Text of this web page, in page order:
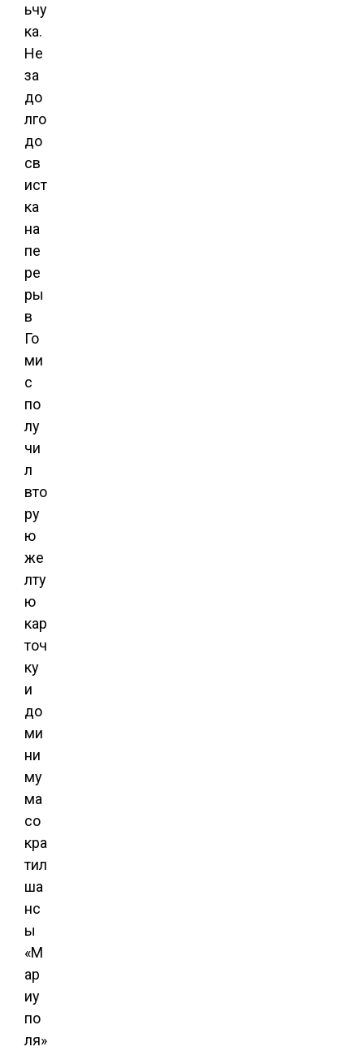
ьчу
ка.
Не
за
до
лго
до
св
ист
ка
на
пе
ре
ры
в
Го
ми
с
по
лу
чи
л
вто
ру
ю
же
лту
ю
кар
точ
ку
и
до
ми
ни
му
ма
со
кра
тил
ша
нс
ы
«М
ар
иу
по
ля»